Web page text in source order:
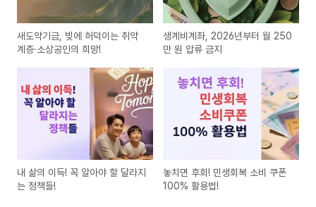
새도약기금, 빚에 허덕이는 취약
계층·소상공인의 희망!
생계비계좌, 2026년부터 월 250
만 원 압류 금지
내 삶의 이득! 꼭 알아야 할 달라지
는 정책들!
놓치면 후회! 민생회복 소비 쿠폰
100% 활용법!